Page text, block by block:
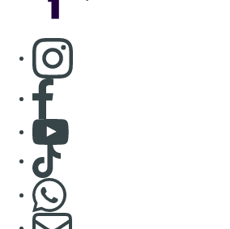
Consulter page Instagram
Consulter page Facebook
Consulter Youtube
Consulter TikTok
S'abonner à notre newsletter